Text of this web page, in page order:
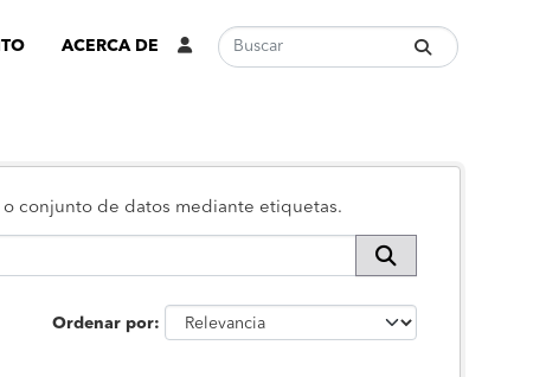
ACERCA DE
conjunto de datos mediante etiquetas.
Ordenar por